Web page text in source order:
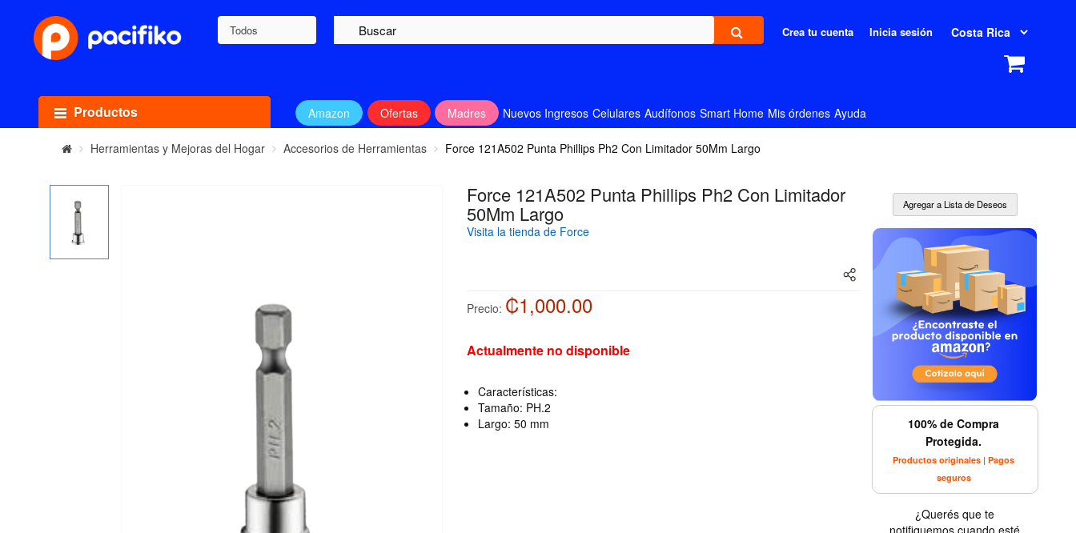
Todos Crea tu cuenta Inicia sesión
Productos Amazon Ofertas Madres Nuevos Ingresos Celulares Audífonos Smart Home Mis órdenes Ayuda
Herramientas y Mejoras del Hogar Accesorios de Herramientas Force 121A502 Punta Phillips Ph2 Con Limitador 50Mm Largo
Force 121A502 Punta Phillips Ph2 Con Limitador
50Mm Largo
Visita la tienda de Force
Precio: ₡1,000.00
Actualmente no disponible
Características:
Tamaño: PH.2
Largo: 50 mm
100% de Compra
Protegida.
Productos originales | Pagos
seguros
¿Querés que te
notifiquemos cuando esté